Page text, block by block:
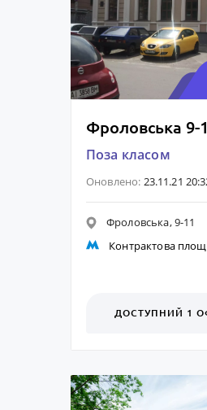
Фроловська 9-
Поза класом
Оновлено: 23.11.21
Фроловська, 9-11
Контрактова
ДОСТУПНИЙ 1